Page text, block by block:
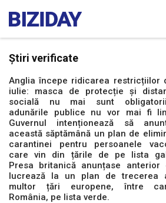
Știri verificate
Anglia începe ridicarea restricțiilor
iulie: masca de protecție și
socială nu mai sunt
adunările publice nu vor mai fi
Guvernul intenționează să
această săptămână un plan de
carantinei pentru persoanele
care vin din țările de pe lista
Presa britanică anunțase anterior
lucrează la un plan de trecerea
multor țări europene, între
România, pe lista verde.